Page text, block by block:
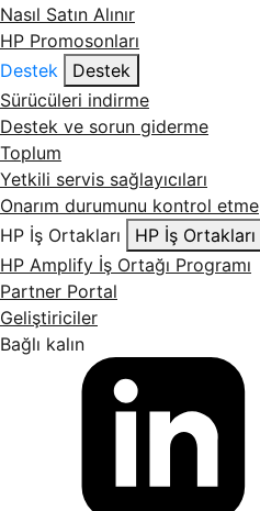
Nasıl Satın Alınır
HP Promosonları
Destek
Destek
Sürücüleri indirme
Destek ve sorun giderme
Toplum
Yetkili servis sağlayıcıları
Onarım durumunu kontrol etme
HP İş Ortakları
HP İş Ortakları
HP Amplify İş Ortağı Programı
Partner Portal
Geliştiriciler
Bağlı kalın